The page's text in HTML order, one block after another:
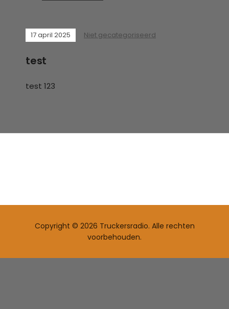
17 april 2025 Niet gecategoriseerd
test
test 123
Copyright © 2026 Truckersradio. Alle rechten
voorbehouden.